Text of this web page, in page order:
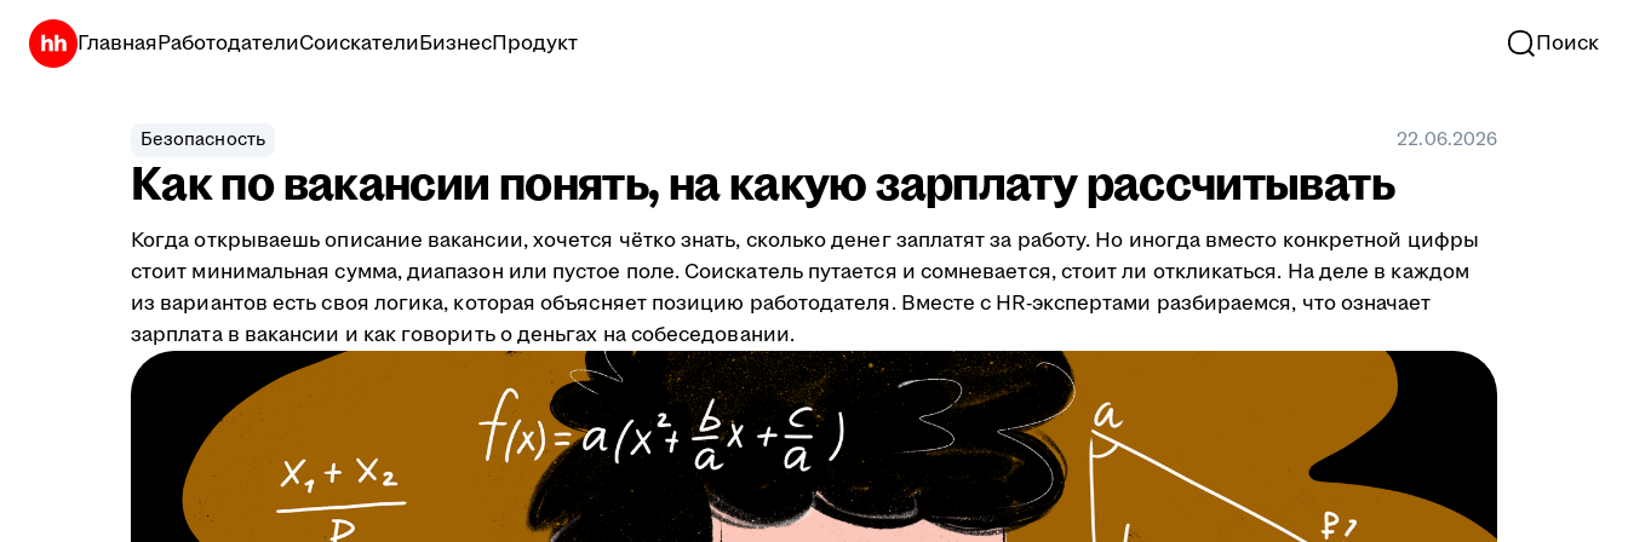
ГлавнаяРаботодателиСоискателиБизнесПродукт Поиск
Безопасность 22.06.2026
Как по вакансии понять, на какую зарплату рассчитывать
Когда открываешь описание вакансии, хочется чётко знать, сколько денег заплатят за работу. Но иногда вместо конкретной цифры
стоит минимальная сумма, диапазон или пустое поле. Соискатель путается и сомневается, стоит ли откликаться. На деле в каждом
из вариантов есть своя логика, которая объясняет позицию работодателя. Вместе с HR-экспертами разбираемся, что означает
зарплата в вакансии и как говорить о деньгах на собеседовании.